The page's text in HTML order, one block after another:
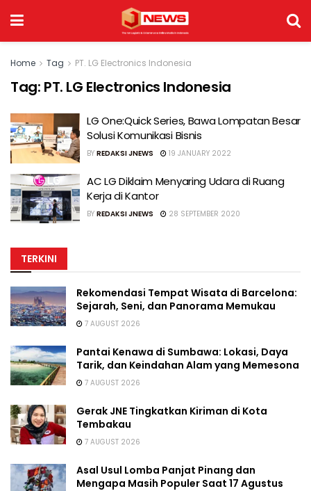
Home Tag PT. LG Electronics Indonesia
Tag: PT. LG Electronics Indonesia
LG One:Quick Series, Bawa Lompatan Besar
Solusi Komunikasi Bisnis
BY REDAKSI JNEWS 19 JANUARY 2022
AC LG Diklaim Menyaring Udara di Ruang
Kerja di Kantor
BY REDAKSI JNEWS 28 SEPTEMBER 2020
TERKINI
Rekomendasi Tempat Wisata di Barcelona:
Sejarah, Seni, dan Panorama Memukau
7 AUGUST 2026
Pantai Kenawa di Sumbawa: Lokasi, Daya
Tarik, dan Keindahan Alam yang Memesona
7 AUGUST 2026
Gerak JNE Tingkatkan Kiriman di Kota
Tembakau
7 AUGUST 2026
Asal Usul Lomba Panjat Pinang dan
Mengapa Masih Populer Saat 17 Agustus